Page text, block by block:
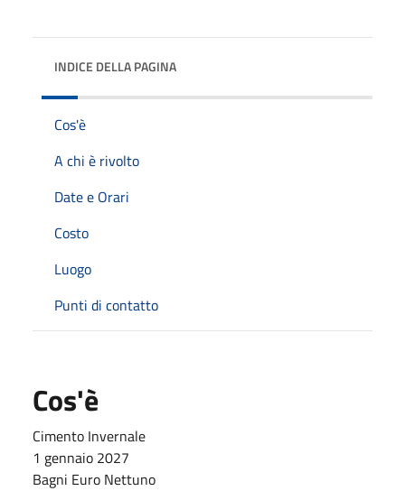
INDICE DELLA PAGINA
Cos'è
A chi è rivolto
Date e Orari
Costo
Luogo
Punti di contatto
Cos'è
Cimento Invernale
1 gennaio 2027
Bagni Euro Nettuno